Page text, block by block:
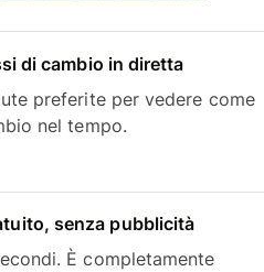
di cambio in diretta
preferite per vedere come
nel tempo.
senza pubblicità
È completamente